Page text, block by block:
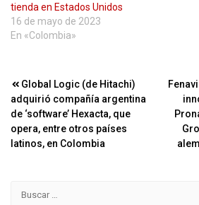
tienda en Estados Unidos
16 de mayo de 2023
En «Colombia»
Navegación
de
entradas
Global Logic (de Hitachi)
adquirió compañía argentina
de ‘software’ Hexacta, que
opera, entre otros países
latinos, en Colombia